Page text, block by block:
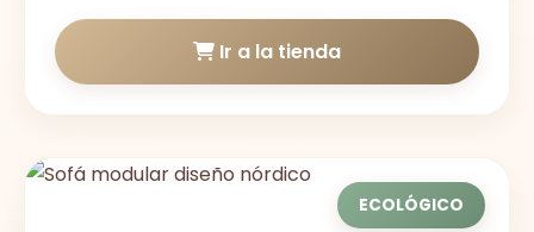
Ir a la tienda
ECOLÓGICO